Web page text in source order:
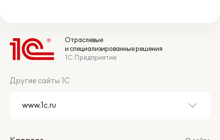
Отраслевые
и специализированные решения
1С:Предприятие
Другие сайты 1С